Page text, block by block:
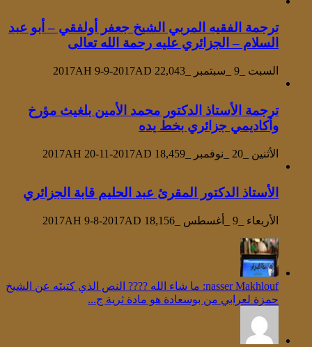
ترجمة الفقيه المربي الشيخ جعفر أولفقي – أبو عبد
السلام – الجزائري عليه رحمة الله تعالى
السبت _9 _سبتمبر _2017AH 9-9-2017AD 22,043
ترجمة الأستاذ الدكتور محمد الأمين بلغيث مؤرخ
وأكاديمي جزائري بخط يده
الأثنين _20 _نوفمبر _2017AH 20-11-2017AD 18,459
الأستاذ الدكتور المقرئ عبد الحليم قابة الجزائري
الأربعاء _9 _أغسطس _2017AH 9-8-2017AD 18,156
‪nasser Makhlouf‬‏: ما شاء الله ???? النص الذي كتبتَه عن الشيخ
حمزة لعرابي من بوسعادة هو مادة ثرية ج...